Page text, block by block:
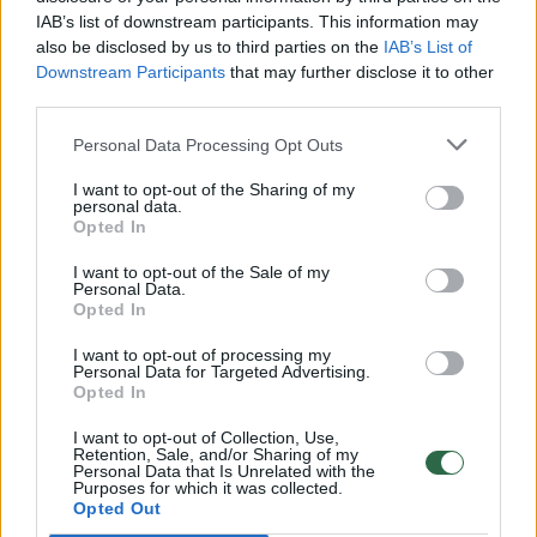
IAB’s list of downstream participants. This information may
also be disclosed by us to third parties on the IAB’s List of
Downstream Participants that may further disclose it to other
Personal Data Processing Opt Outs
I want to opt-out of the Sharing of my
personal data.
Opted In
I want to opt-out of the Sale of my
Personal Data.
Opted In
I want to opt-out of processing my
Personal Data for Targeted Advertising.
Opted In
I want to opt-out of Collection, Use,
Retention, Sale, and/or Sharing of my
Personal Data that Is Unrelated with the
Purposes for which it was collected.
Opted Out
00:00:30
Vaizdai iš tragiškos avarijos Vilniaus r.: dviejų moterų ir
vaiko gyvybių išgelbėti nepavyko
Savaitės vidurys nusimato karštas: temperatūra kils iki
32 laipsnių šilumos
vaizdas pribloškia
Žinios | Lietuvos diena
00:15:54
V. Zalužno pasisakymą laiko bandymu įsitvirtinti
Ukrainos politikoje: jis yra neteisus